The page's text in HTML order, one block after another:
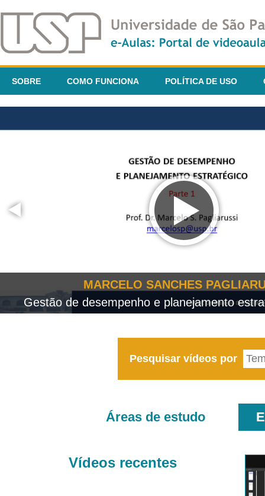
SOBRE COMO FUNCIONA POLÍTICA DE USO
MARCELO SANCHES
Gestão de desempenho e planejamento
Pesquisar vídeos por
Áreas de estudo
Vídeos recentes